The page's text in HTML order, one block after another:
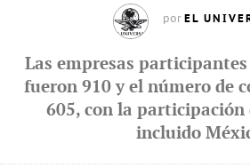
por EL
Las empresas
fueron 910 y el número de
605, con la participación
incluido